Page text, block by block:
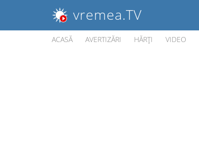
vremea.TV
ACASĂ AVERTIZĂRI HĂRŢI VIDEO